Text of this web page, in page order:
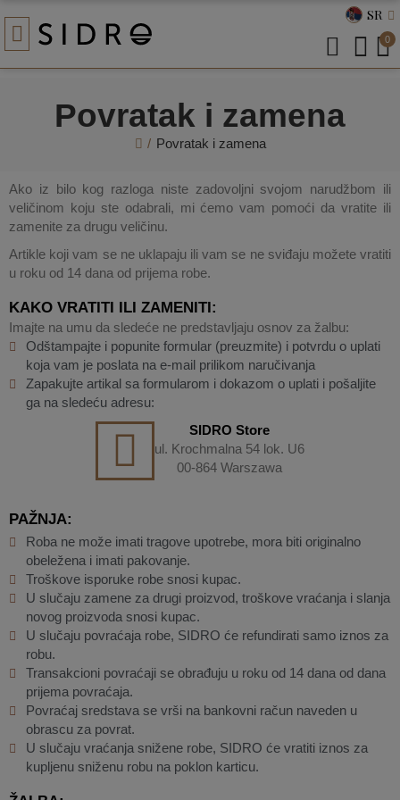
SR
0
Povratak i zamena
Povratak i zamena
Ako iz bilo kog razloga niste zadovoljni svojom narudžbom ili
veličinom koju ste odabrali, mi ćemo vam pomoći da vratite ili
zamenite za drugu veličinu.
Artikle koji vam se ne uklapaju ili vam se ne sviđaju možete vratiti
u roku od 14 dana od prijema robe.
KAKO VRATITI ILI ZAMENITI:
Imajte na umu da sledeće ne predstavljaju osnov za žalbu:
Odštampajte i popunite formular (preuzmite) i potvrdu o uplati
koja vam je poslata na e-mail prilikom naručivanja
Zapakujte artikal sa formularom i dokazom o uplati i pošaljite
ga na sledeću adresu:
SIDRO Store
ul. Krochmalna 54 lok. U6
00-864 Warszawa
PAŽNJA:
Roba ne može imati tragove upotrebe, mora biti originalno
obeležena i imati pakovanje.
Troškove isporuke robe snosi kupac.
U slučaju zamene za drugi proizvod, troškove vraćanja i slanja
novog proizvoda snosi kupac.
U slučaju povraćaja robe, SIDRO će refundirati samo iznos za
robu.
Transakcioni povraćaji se obrađuju u roku od 14 dana od dana
prijema povraćaja.
Povraćaj sredstava se vrši na bankovni račun naveden u
obrascu za povrat.
U slučaju vraćanja snižene robe, SIDRO će vratiti iznos za
kupljenu sniženu robu na poklon karticu.